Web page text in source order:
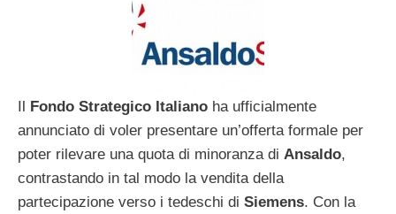
Il Fondo Strategico Italiano ha ufficialmente
annunciato di voler presentare un’offerta formale per
poter rilevare una quota di minoranza di Ansaldo,
contrastando in tal modo la vendita della
partecipazione verso i tedeschi di Siemens. Con la